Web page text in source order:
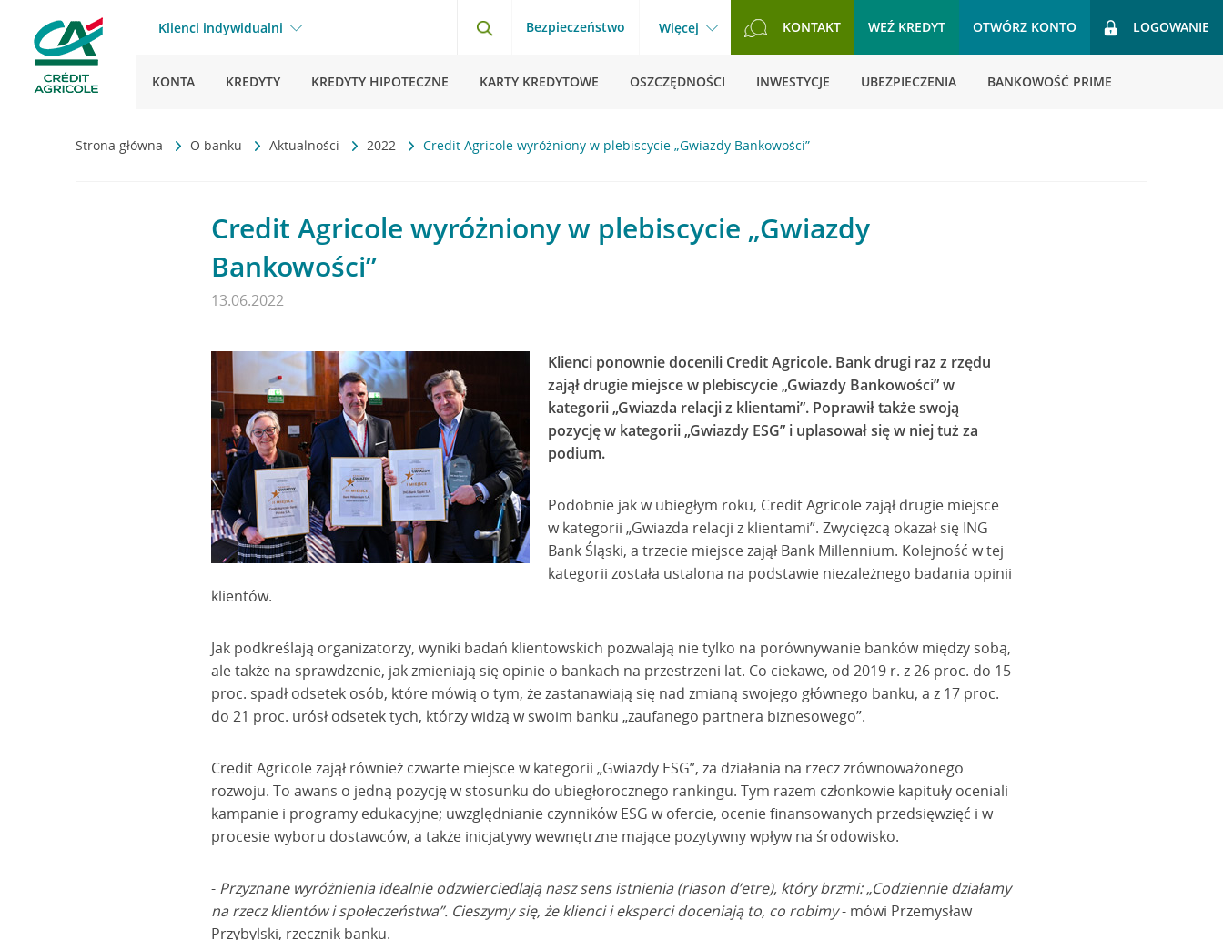
Klienci indywidualni Bezpieczeństwo Więcej KONTAKT WEŹ KREDYT OTWÓRZ KONTO LOGOWANIE
KONTA KREDYTY KREDYTY HIPOTECZNE KARTY KREDYTOWE OSZCZĘDNOŚCI INWESTYCJE UBEZPIECZENIA BANKOWOŚĆ PRIME
Strona główna O banku Aktualności 2022 Credit Agricole wyróżniony w plebiscycie „Gwiazdy Bankowości”
Credit Agricole wyróżniony w plebiscycie „Gwiazdy
Bankowości”
13.06.2022
Klienci ponownie docenili Credit Agricole. Bank drugi raz z rzędu
zajął drugie miejsce w plebiscycie „Gwiazdy Bankowości” w
kategorii „Gwiazda relacji z klientami”. Poprawił także swoją
pozycję w kategorii „Gwiazdy ESG” i uplasował się w niej tuż za
podium.
Podobnie jak w ubiegłym roku, Credit Agricole zajął drugie miejsce
w kategorii „Gwiazda relacji z klientami”. Zwycięzcą okazał się ING
Bank Śląski, a trzecie miejsce zajął Bank Millennium. Kolejność w tej
kategorii została ustalona na podstawie niezależnego badania opinii
klientów.
Jak podkreślają organizatorzy, wyniki badań klientowskich pozwalają nie tylko na porównywanie banków między sobą,
ale także na sprawdzenie, jak zmieniają się opinie o bankach na przestrzeni lat. Co ciekawe, od 2019 r. z 26 proc. do 15
proc. spadł odsetek osób, które mówią o tym, że zastanawiają się nad zmianą swojego głównego banku, a z 17 proc.
do 21 proc. urósł odsetek tych, którzy widzą w swoim banku „zaufanego partnera biznesowego”.
Credit Agricole zajął również czwarte miejsce w kategorii „Gwiazdy ESG”, za działania na rzecz zrównoważonego
rozwoju. To awans o jedną pozycję w stosunku do ubiegłorocznego rankingu. Tym razem członkowie kapituły oceniali
kampanie i programy edukacyjne; uwzględnianie czynników ESG w ofercie, ocenie finansowanych przedsięwzięć i w
procesie wyboru dostawców, a także inicjatywy wewnętrzne mające pozytywny wpływ na środowisko.
- Przyznane wyróżnienia idealnie odzwierciedlają nasz sens istnienia (riason d’etre), który brzmi: „Codziennie działamy
na rzecz klientów i społeczeństwa”. Cieszymy się, że klienci i eksperci doceniają to, co robimy- mówi Przemysław
Przybylski, rzecznik banku.